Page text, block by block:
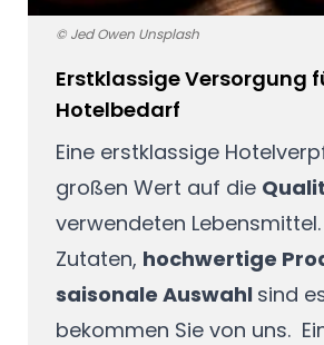
© Jed Owen Unsplash
Erstklassige Versorgung
Hotelbedarf
Eine erstklassige
großen Wert auf die
verwendeten
Zutaten, hochwertige
saisonale Auswahl sind
bekommen Sie von uns.